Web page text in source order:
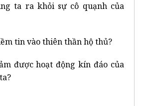
ta ra khỏi sự cô quạnh của
tin vào thiên thần hộ thủ?
được hoạt động kín đáo của